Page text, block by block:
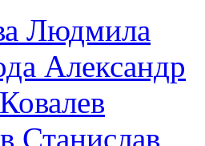
Людмила
Александр
Станислав